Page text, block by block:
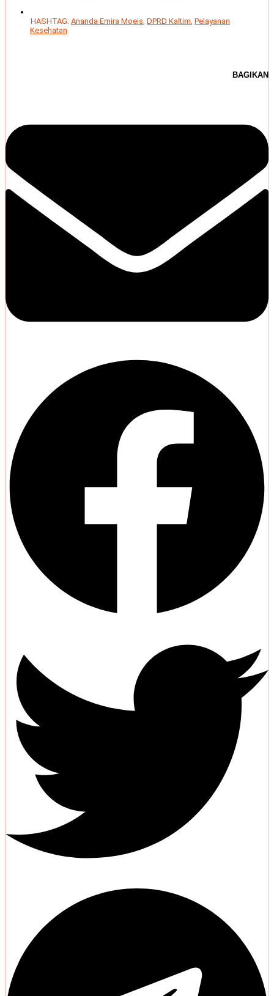
HASHTAG: Ananda Emira Moeis, DPRD Kaltim, Pelayanan
Kesehatan
BAGIKAN